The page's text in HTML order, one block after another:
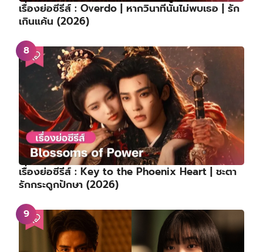
เรื่องย่อซีรีส์ : Overdo | หากวินาทีนั้นไม่พบเธอ | รัก
เกินแค้น (2026)
เรื่องย่อซีรีส์ : Key to the Phoenix Heart | ชะตา
รักกระดูกปักษา (2026)